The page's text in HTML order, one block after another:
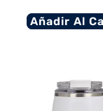
Añadir Al